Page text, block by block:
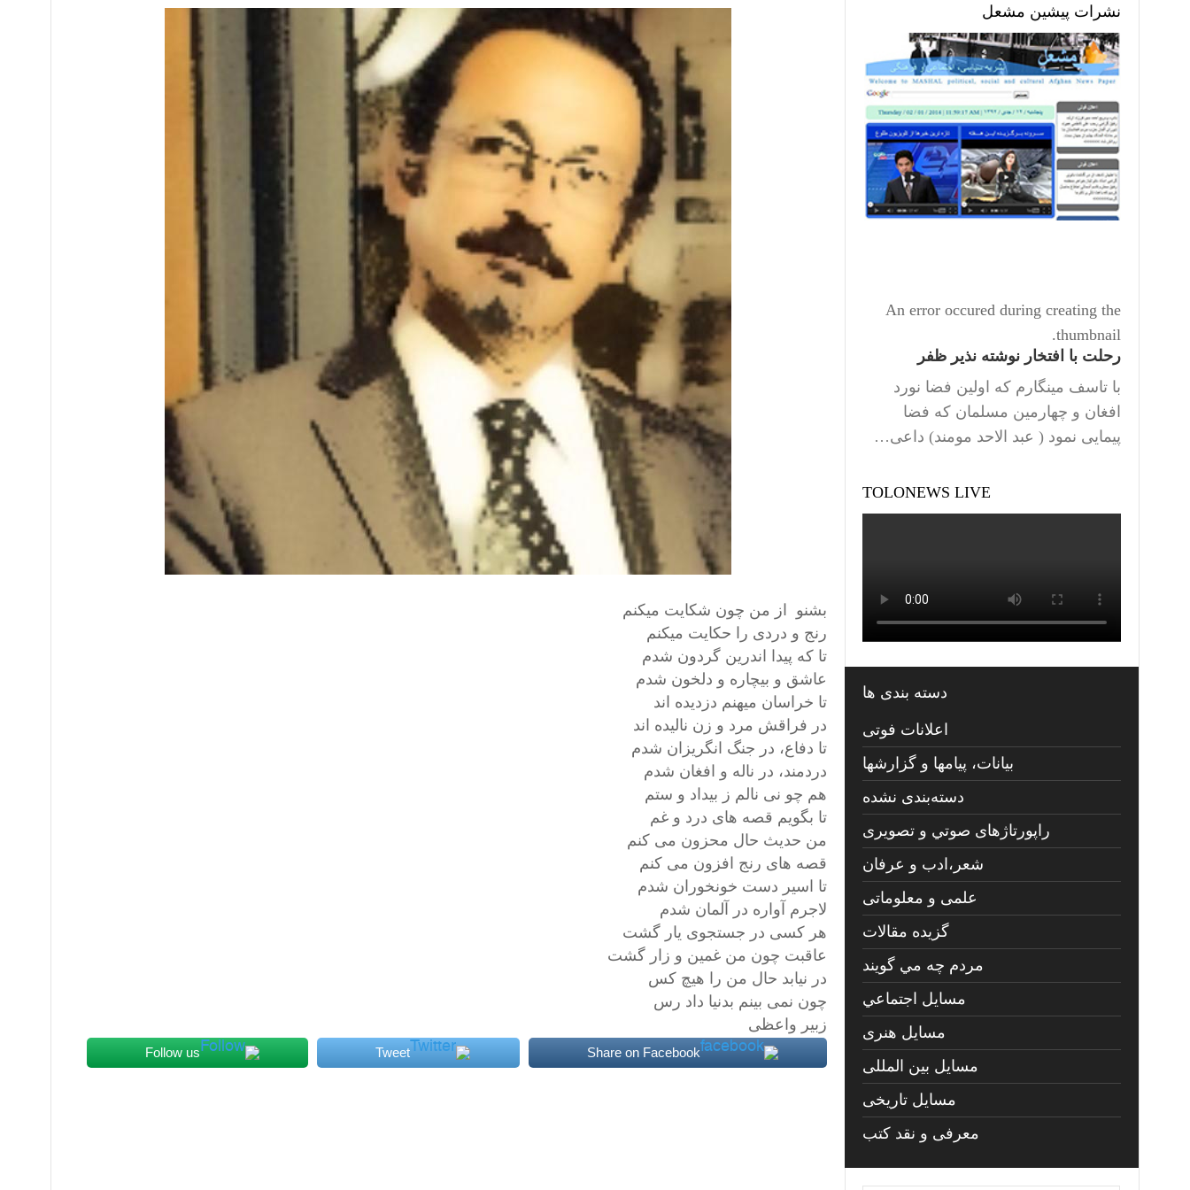
بشنو از من چون شكايت ميكنم
رنج و دردى را حكايت ميكنم
تا كه پيدا اندرين گردون شدم
عاشق و بيچاره و دلخون شدم
تا خراسان ميهنم دزديده اند
در فراقش مرد و زن ناليده اند
تا دفاع، در جنگ انگريزان شدم
دردمند، در ناله و افغان شدم
هم چو نى نالم ز بيداد و ستم
تا بگويم قصه هاى درد و غم
من حديث حال محزون مى كنم
قصه هاى رنج افزون مى كنم
تا اسير دست خونخوران شدم
لاجرم آواره در آلمان شدم
هر كسى در جستجوى يار گشت
عاقبت چون من غمين و زار گشت
در نيابد حال من را هيچ كس
چون نمى بينم بدنيا داد رس
زبير واعظى
Share on Facebook
Tweet
Follow us
نشرات پیشین مشعل
An error occured during creating the
thumbnail.
رحلت با افتخار نوشته نذیر ظفر
با تاسف مینگارم که اولین فضا نورد
افغان و چهارمین مسلمان که فضا
پیمایی نمود ( عبد الاحد مومند) داعی…
TOLONEWS LIVE
دسته بندی ها
اعلانات فوتی
بیانات، پیامها و گزارشها
دسته‌بندی نشده
راپورتاژهای صوتي و تصويری
شعر،ادب و عرفان
علمی و معلوماتی
گزیده مقالات
مردم چه مي گويند
مسايل اجتماعي
مسايل هنری
مسایل بین المللی
مسایل تاریخی
معرفی و نقد کتب